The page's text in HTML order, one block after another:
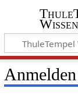
Anmelden